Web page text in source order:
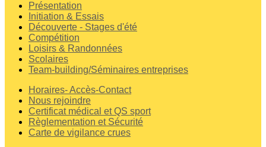
Présentation
Initiation & Essais
Découverte - Stages d'été
Compétition
Loisirs & Randonnées
Scolaires
Team-building/Séminaires entreprises
Horaires- Accès-Contact
Nous rejoindre
Certificat médical et QS sport
Règlementation et Sécurité
Carte de vigilance crues